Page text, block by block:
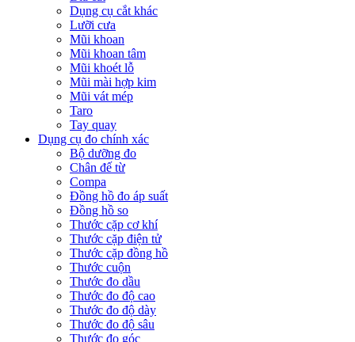
Dụng cụ cắt khác
Lưỡi cưa
Mũi khoan
Mũi khoan tâm
Mũi khoét lỗ
Mũi mài hợp kim
Mũi vát mép
Taro
Tay quay
Dụng cụ đo chính xác
Bộ dưỡng đo
Chân đế từ
Compa
Đồng hồ đo áp suất
Đồng hồ so
Thước cặp cơ khí
Thước cặp điện tử
Thước cặp đồng hồ
Thước cuộn
Thước đo dầu
Thước đo độ cao
Thước đo độ dày
Thước đo độ sâu
Thước đo góc